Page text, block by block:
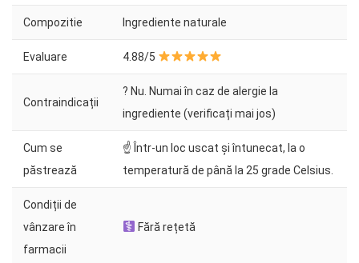
Compozitie Ingrediente naturale
Evaluare 4.88/5
Contraindicații
? Nu. Numai în caz de alergie la
ingrediente (verificați mai jos)
Cum se
păstrează
☝ Într-un loc uscat și întunecat, la o
temperatură de până la 25 grade Celsius.
Condiții de
vânzare în
farmacii
Fără rețetă